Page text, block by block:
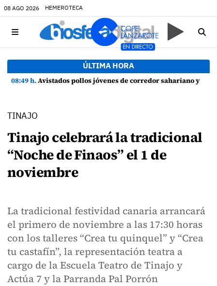
08 AGO 2026 HEMEROTECA
ÚLTIMA HORA
08:49 h.Avistados pollos jóvenes de corredor sahariano y episodios de cortejo de hubara cerca del rally de Lanzarote
TINAJO
Tinajo celebrará la tradicional
“Noche de Finaos” el 1 de
noviembre
La tradicional festividad canaria arrancará
el primero de noviembre a las 17:30 horas
con los talleres “Crea tu quinquel” y “Crea
tu castafín”, la representación teatra a
cargo de la Escuela Teatro de Tinajo y
Actúa 7 y la Parranda Pal Porrón